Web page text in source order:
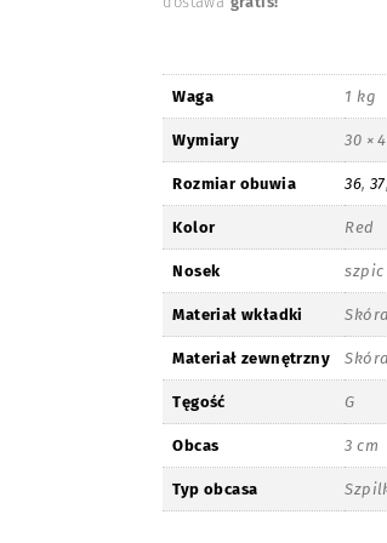
Waga 1 kg
Wymiary 30 ×
Rozmiar obuwia 36,37,
Kolor Red
Nosek szpic
Materiał wkładki Skóra
Materiał zewnętrzny
Tęgość G
Obcas 3 cm
Typ obcasa